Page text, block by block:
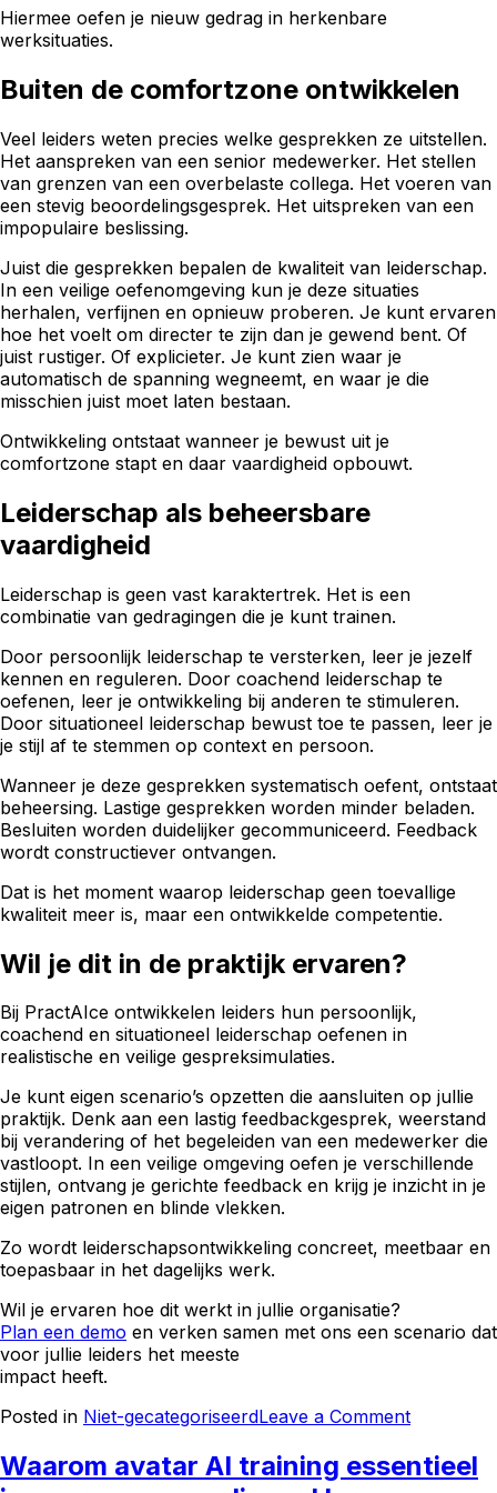
Hiermee oefen je nieuw gedrag in herkenbare
werksituaties.
Buiten de comfortzone ontwikkelen
Veel leiders weten precies welke gesprekken ze uitstellen.
Het aanspreken van een senior medewerker. Het stellen
van grenzen van een overbelaste collega. Het voeren van
een stevig beoordelingsgesprek. Het uitspreken van een
impopulaire beslissing.
Juist die gesprekken bepalen de kwaliteit van leiderschap.
In een veilige oefenomgeving kun je deze situaties
herhalen, verfijnen en opnieuw proberen. Je kunt ervaren
hoe het voelt om directer te zijn dan je gewend bent. Of
juist rustiger. Of explicieter. Je kunt zien waar je
automatisch de spanning wegneemt, en waar je die
misschien juist moet laten bestaan.
Ontwikkeling ontstaat wanneer je bewust uit je
comfortzone stapt en daar vaardigheid opbouwt.
Leiderschap als beheersbare
vaardigheid
Leiderschap is geen vast karaktertrek. Het is een
combinatie van gedragingen die je kunt trainen.
Door persoonlijk leiderschap te versterken, leer je jezelf
kennen en reguleren. Door coachend leiderschap te
oefenen, leer je ontwikkeling bij anderen te stimuleren.
Door situationeel leiderschap bewust toe te passen, leer je
je stijl af te stemmen op context en persoon.
Wanneer je deze gesprekken systematisch oefent, ontstaat
beheersing. Lastige gesprekken worden minder beladen.
Besluiten worden duidelijker gecommuniceerd. Feedback
wordt constructiever ontvangen.
Dat is het moment waarop leiderschap geen toevallige
kwaliteit meer is, maar een ontwikkelde competentie.
Wil je dit in de praktijk ervaren?
Bij PractAIce ontwikkelen leiders hun persoonlijk,
coachend en situationeel leiderschap oefenen in
realistische en veilige gespreksimulaties.
Je kunt eigen scenario’s opzetten die aansluiten op jullie
praktijk. Denk aan een lastig feedbackgesprek, weerstand
bij verandering of het begeleiden van een medewerker die
vastloopt. In een veilige omgeving oefen je verschillende
stijlen, ontvang je gerichte feedback en krijg je inzicht in je
eigen patronen en blinde vlekken.
Zo wordt leiderschapsontwikkeling concreet, meetbaar en
toepasbaar in het dagelijks werk.
Wil je ervaren hoe dit werkt in jullie organisatie?
Plan een demo en verken samen met ons een scenario dat
voor jullie leiders het meeste
impact heeft.
Posted in Niet-gecategoriseerdLeave a Commenton
coachend
en
Waarom avatar AI training essentieel